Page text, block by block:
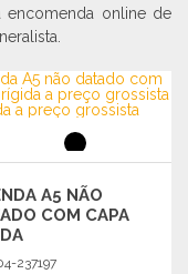
encomenda online de
A5 NÃO
COM CAPA
237197